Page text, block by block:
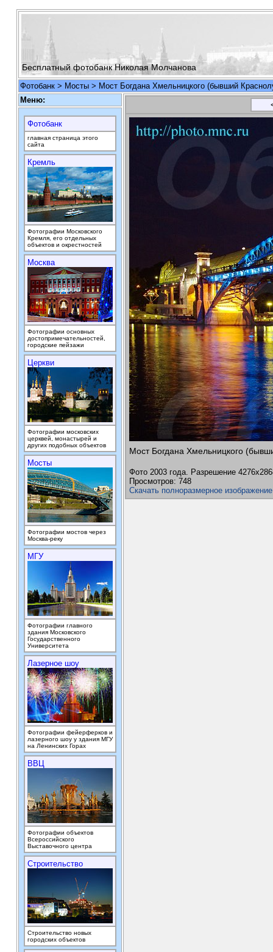
Бесплатный фотобанк Николая Молчанова
Фотобанк > Мосты > Мост Богдана Хмельницкого (бывший
Меню:
Мост Богдана Хмельницкого
Фото 2003 года. Разрешение
Просмотров: 748
Скачать полноразмерное изображение
Фотобанк
главная страница этого
сайта
Кремль
Фотографии Московского
Кремля, его отдельных
объектов и окрестностей
Москва
Фотографии основных
достопримечательностей,
городские пейзажи
Церкви
Фотографии московских
церквей, монастырей и
других подобных объектов
Мосты
Фотографии мостов через
Москва-реку
МГУ
Фотографии главного
здания Московского
Государственного
Университета
Лазерное шоу
Фотографии фейерферков и
лазерного шоу у здания МГУ
на Ленинских Горах
ВВЦ
Фотографии объектов
Всероссийского
Выставочного центра
Строительство
Строительство новых
городских объектов